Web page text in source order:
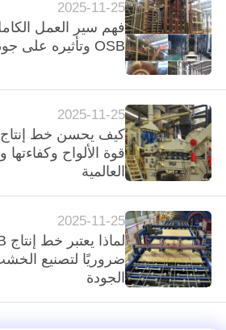
2025-11-25
فهم سير العمل
OSB وتأثيره على جودة المنتج
2025-11-25
قوة الألواح وكفاءتها
العالمية
2025-11-25
ضروريًا لتصنيع
الجودة